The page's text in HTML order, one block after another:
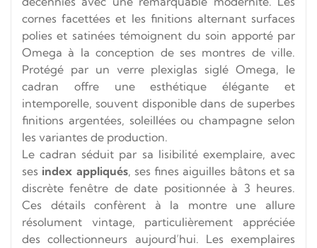
cornes facettées et les finitions alternant surfaces
polies et satinées témoignent du soin apporté par
Omega à la conception de ses montres de ville.
Protégé par un verre plexiglas siglé Omega, le
cadran offre une esthétique élégante et
intemporelle, souvent disponible dans de superbes
finitions argentées, soleillées ou champagne selon
les variantes de production.
Le cadran séduit par sa lisibilité exemplaire, avec
ses index appliqués, ses fines aiguilles bâtons et sa
discrète fenêtre de date positionnée à 3 heures.
Ces détails confèrent à la montre une allure
résolument vintage, particulièrement appréciée
des collectionneurs aujourd’hui. Les exemplaires